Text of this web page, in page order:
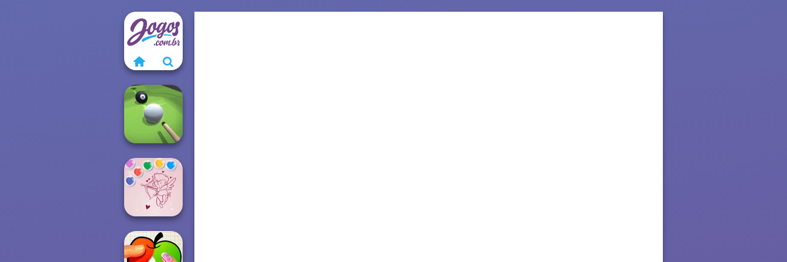
Pool Master 3D
Bubble Shooter